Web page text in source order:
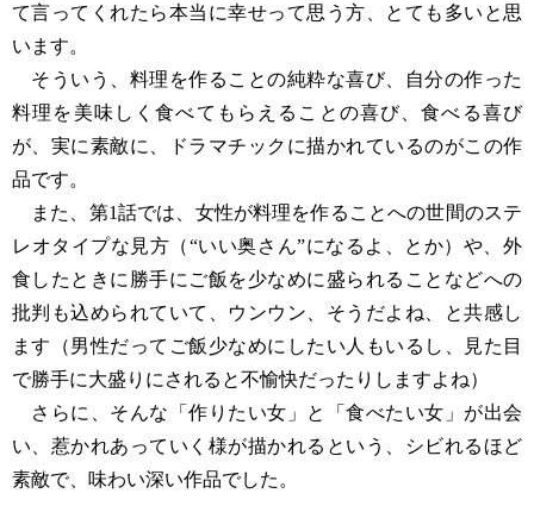
て言ってくれたら本当に幸せって思う方、とても多いと思
います。
そういう、料理を作ることの純粋な喜び、自分の作った
料理を美味しく食べてもらえることの喜び、食べる喜び
が、実に素敵に、ドラマチックに描かれているのがこの作
品です。
また、第1話では、女性が料理を作ることへの世間のステ
レオタイプな見方（“いい奥さん”になるよ、とか）や、外
食したときに勝手にご飯を少なめに盛られることなどへの
批判も込められていて、ウンウン、そうだよね、と共感し
ます（男性だってご飯少なめにしたい人もいるし、見た目
で勝手に大盛りにされると不愉快だったりしますよね）
さらに、そんな「作りたい女」と「食べたい女」が出会
い、惹かれあっていく様が描かれるという、シビれるほど
素敵で、味わい深い作品でした。